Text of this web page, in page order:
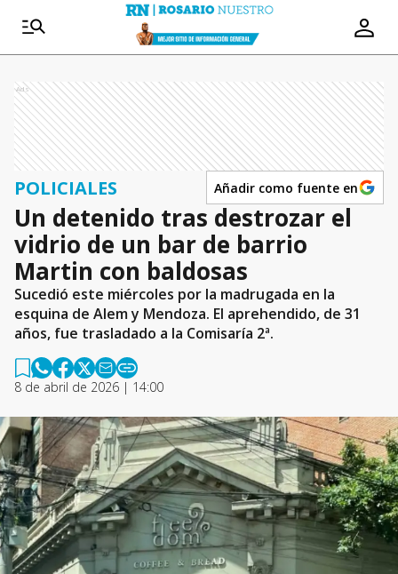
Ads
POLICIALES Añadir como fuente en
Un detenido tras destrozar el
vidrio de un bar de barrio
Martin con baldosas
Sucedió este miércoles por la madrugada en la
esquina de Alem y Mendoza. El aprehendido, de 31
años, fue trasladado a la Comisaría 2ª.
8 de abril de 2026 | 14:00